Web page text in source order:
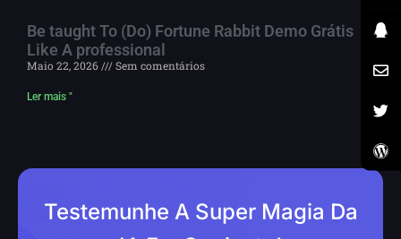
Be taught To (Do) Fortune Rabbit Demo Grátis
Like A professional
Maio 22, 2026 Sem comentários
Ler mais "
Testemunhe A Super Magia Da